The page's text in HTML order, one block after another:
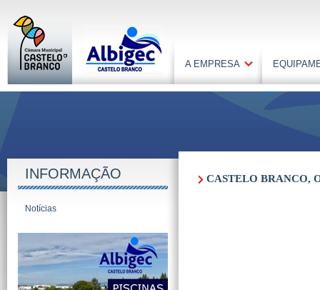
A EMPRESA
INFORMAÇÃO
Notícias
CASTELO BRANCO,